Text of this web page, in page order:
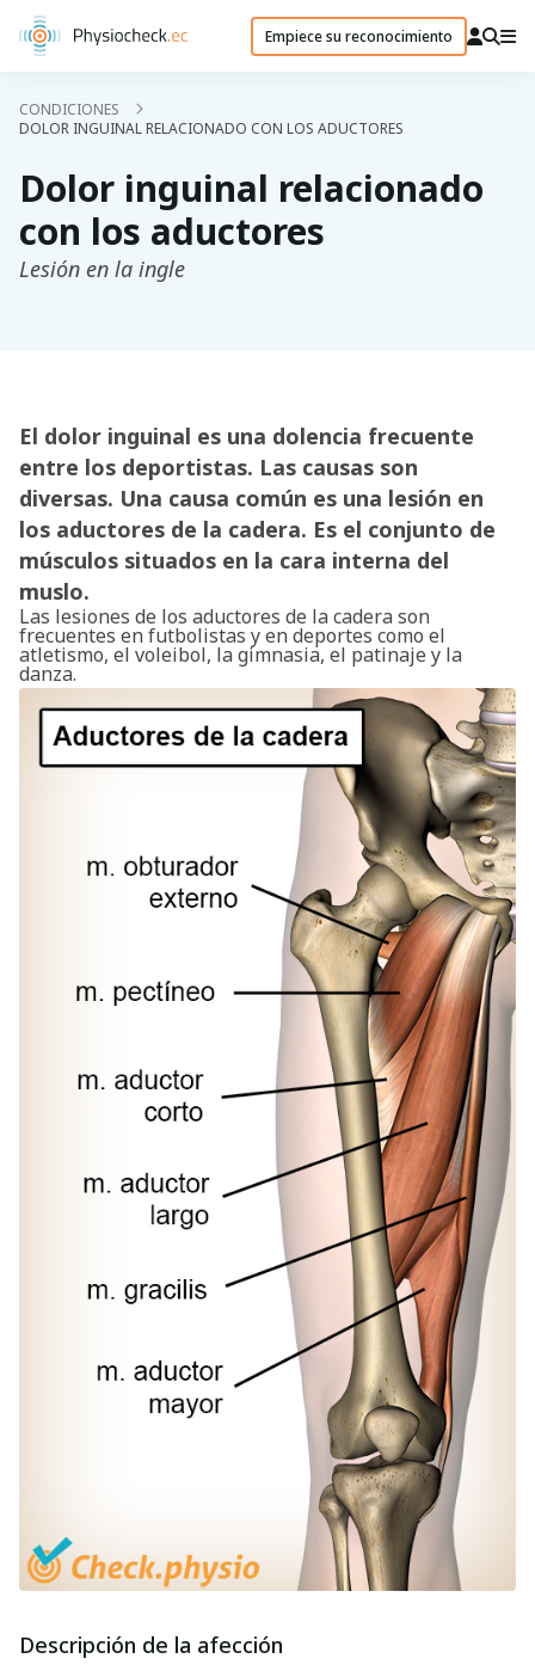
Empiece su reconocimiento
CONDICIONES
DOLOR INGUINAL RELACIONADO CON LOS ADUCTORES
Dolor inguinal relacionado
con los aductores
Lesión en la ingle
El dolor inguinal es una dolencia frecuente
entre los deportistas. Las causas son
diversas. Una causa común es una lesión en
los aductores de la cadera. Es el conjunto de
músculos situados en la cara interna del
muslo.
Las lesiones de los aductores de la cadera son
frecuentes en futbolistas y en deportes como el
atletismo, el voleibol, la gimnasia, el patinaje y la
danza.
Descripción de la afección